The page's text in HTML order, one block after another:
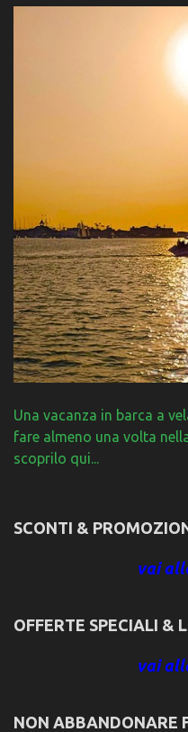
Una vacanza in barca a
fare almeno una volta
scoprilo qui...
SCONTI &
vai
OFFERTE SPECIALI &
vai
NON ABBANDONARE